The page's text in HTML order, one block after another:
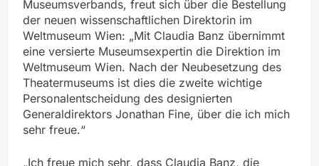
Museumsverbands, freut sich über die Bestellung
der neuen wissenschaftlichen Direktorin im
Weltmuseum Wien: „Mit Claudia Banz übernimmt
eine versierte Museumsexpertin die Direktion im
Weltmuseum Wien. Nach der Neubesetzung des
Theatermuseums ist dies die zweite wichtige
Personalentscheidung des designierten
Generaldirektors Jonathan Fine, über die ich mich
sehr freue.“
„Ich freue mich sehr, dass Claudia Banz, die